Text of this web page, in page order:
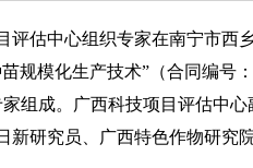
估中心组织专家在南宁市西
规模化生产技术”（合同编号
组成。广西科技项目评估中
新研究员、广西特色作物研究